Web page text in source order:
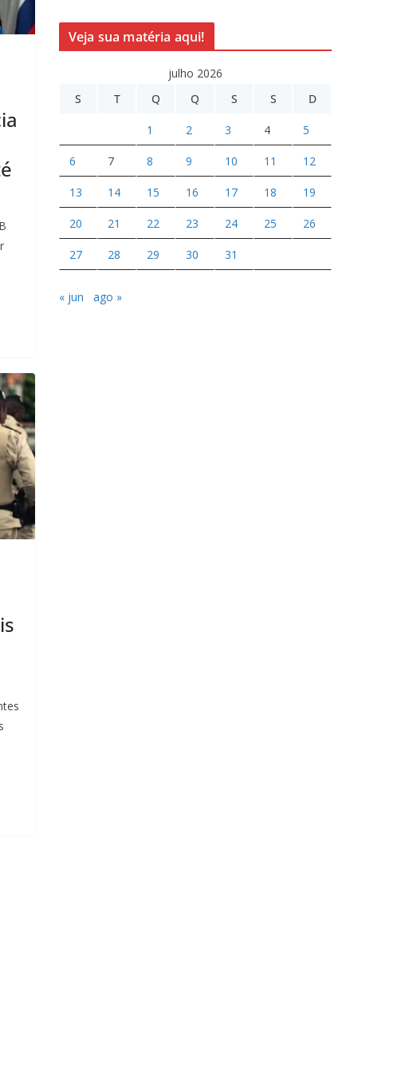
Veja sua matéria aqui!
julho 2026
S
T Q Q S S D
1 2 3 4 5
6 7 8 9 10 11 12
13 14 15 16 17 18 19
20 21 22 23 24 25 26
27 28 29 30 31
« jun ago »